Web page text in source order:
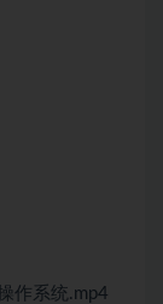
作系统.mp4